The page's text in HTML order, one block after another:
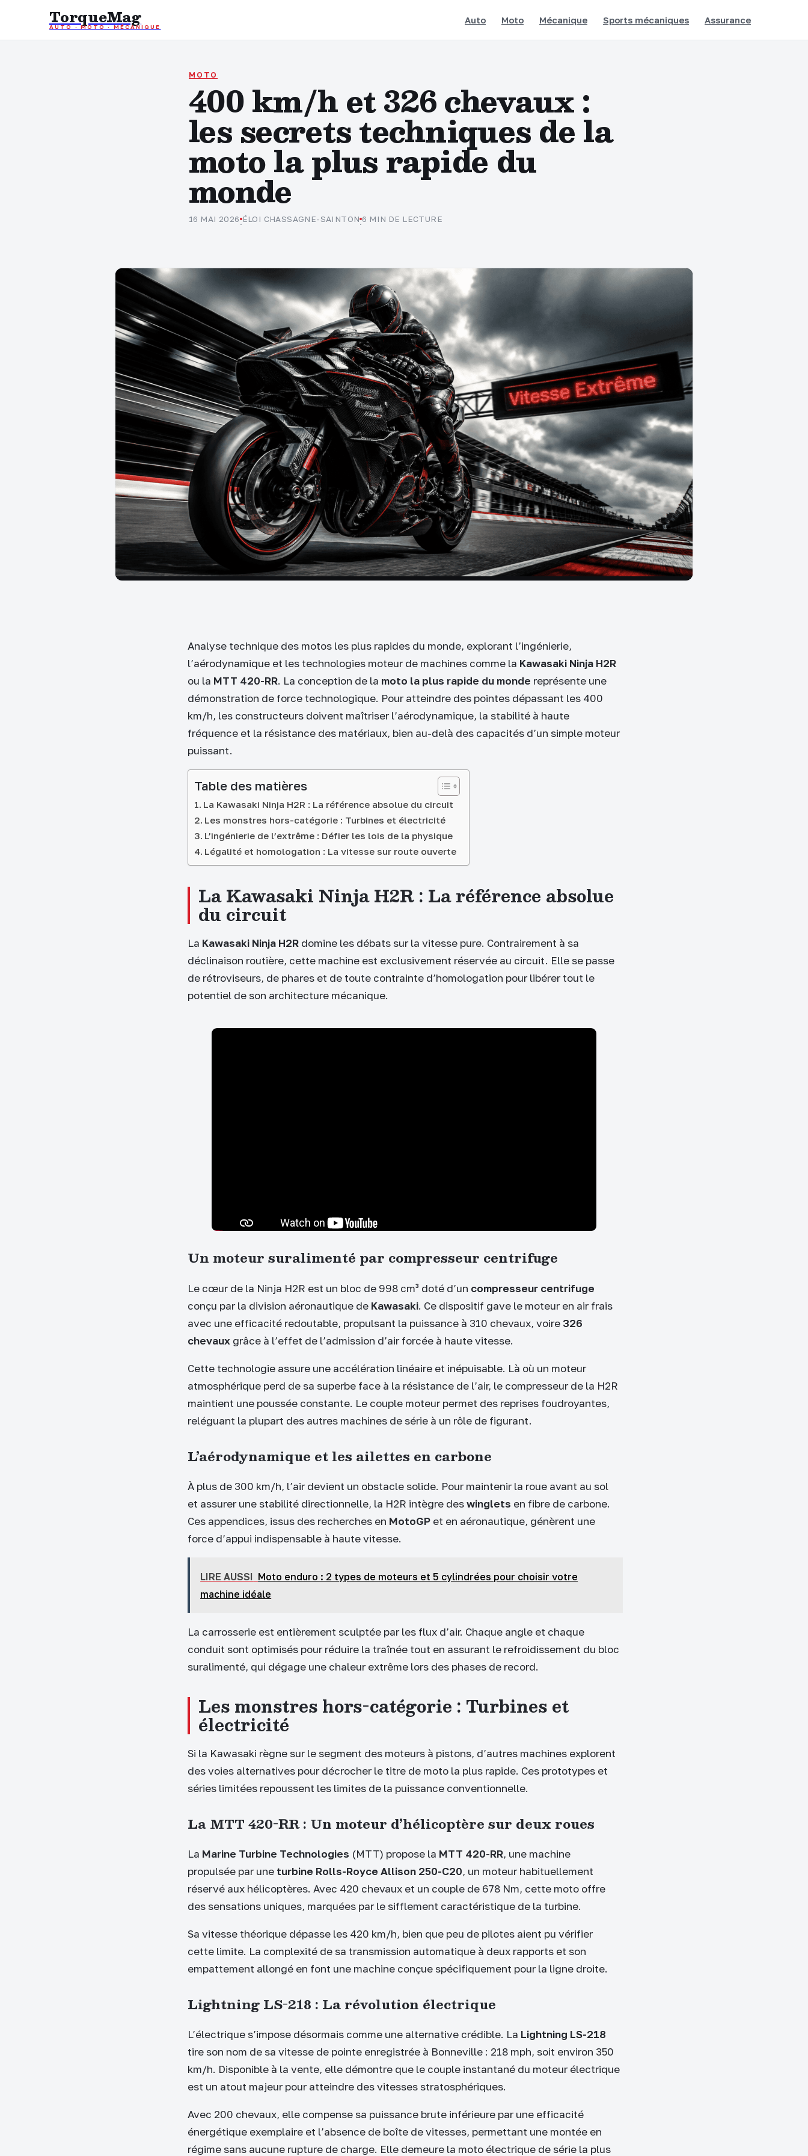
TorqueMag
AUTO · MOTO · MÉCANIQUE
Auto Moto Mécanique Sports mécaniques Assurance
MOTO
400 km/h et 326 chevaux :
les secrets techniques de la
moto la plus rapide du
monde
16 MAI 2026
·
ÉLOI CHASSAGNE-SAINTON
·
6 MIN DE LECTURE
Analyse technique des motos les plus rapides du monde, explorant l’ingénierie,
l’aérodynamique et les technologies moteur de machines comme la Kawasaki Ninja H2R
ou la MTT 420-RR. La conception de la moto la plus rapide du monde représente une
démonstration de force technologique. Pour atteindre des pointes dépassant les 400
km/h, les constructeurs doivent maîtriser l’aérodynamique, la stabilité à haute
fréquence et la résistance des matériaux, bien au-delà des capacités d’un simple moteur
puissant.
Table des matières
La Kawasaki Ninja H2R : La référence absolue du circuit
Les monstres hors-catégorie : Turbines et électricité
L’ingénierie de l’extrême : Défier les lois de la physique
Légalité et homologation : La vitesse sur route ouverte
La Kawasaki Ninja H2R : La référence absolue
du circuit
La Kawasaki Ninja H2R domine les débats sur la vitesse pure. Contrairement à sa
déclinaison routière, cette machine est exclusivement réservée au circuit. Elle se passe
de rétroviseurs, de phares et de toute contrainte d’homologation pour libérer tout le
potentiel de son architecture mécanique.
Un moteur suralimenté par compresseur centrifuge
Le cœur de la Ninja H2R est un bloc de 998 cm³ doté d’un compresseur centrifuge
conçu par la division aéronautique de Kawasaki. Ce dispositif gave le moteur en air frais
avec une efficacité redoutable, propulsant la puissance à 310 chevaux, voire 326
chevaux grâce à l’effet de l’admission d’air forcée à haute vitesse.
Cette technologie assure une accélération linéaire et inépuisable. Là où un moteur
atmosphérique perd de sa superbe face à la résistance de l’air, le compresseur de la H2R
maintient une poussée constante. Le couple moteur permet des reprises foudroyantes,
reléguant la plupart des autres machines de série à un rôle de figurant.
L’aérodynamique et les ailettes en carbone
À plus de 300 km/h, l’air devient un obstacle solide. Pour maintenir la roue avant au sol
et assurer une stabilité directionnelle, la H2R intègre deswinglets en fibre de carbone.
Ces appendices, issus des recherches en MotoGP et en aéronautique, génèrent une
force d’appui indispensable à haute vitesse.
LIRE AUSSI Moto enduro : 2 types de moteurs et 5 cylindrées pour choisir votre
machine idéale
La carrosserie est entièrement sculptée par les flux d’air. Chaque angle et chaque
conduit sont optimisés pour réduire la traînée tout en assurant le refroidissement du bloc
suralimenté, qui dégage une chaleur extrême lors des phases de record.
Les monstres hors-catégorie : Turbines et
électricité
Si la Kawasaki règne sur le segment des moteurs à pistons, d’autres machines explorent
des voies alternatives pour décrocher le titre de moto la plus rapide. Ces prototypes et
séries limitées repoussent les limites de la puissance conventionnelle.
La MTT 420-RR : Un moteur d’hélicoptère sur deux roues
La Marine Turbine Technologies (MTT) propose la MTT 420-RR, une machine
propulsée par une turbine Rolls-Royce Allison 250-C20, un moteur habituellement
réservé aux hélicoptères. Avec 420 chevaux et un couple de 678 Nm, cette moto offre
des sensations uniques, marquées par le sifflement caractéristique de la turbine.
Sa vitesse théorique dépasse les 420 km/h, bien que peu de pilotes aient pu vérifier
cette limite. La complexité de sa transmission automatique à deux rapports et son
empattement allongé en font une machine conçue spécifiquement pour la ligne droite.
Lightning LS-218 : La révolution électrique
L’électrique s’impose désormais comme une alternative crédible. La Lightning LS-218
tire son nom de sa vitesse de pointe enregistrée à Bonneville : 218 mph, soit environ 350
km/h. Disponible à la vente, elle démontre que le couple instantané du moteur électrique
est un atout majeur pour atteindre des vitesses stratosphériques.
Avec 200 chevaux, elle compense sa puissance brute inférieure par une efficacité
énergétique exemplaire et l’absence de boîte de vitesses, permettant une montée en
régime sans aucune rupture de charge. Elle demeure la moto électrique de série la plus